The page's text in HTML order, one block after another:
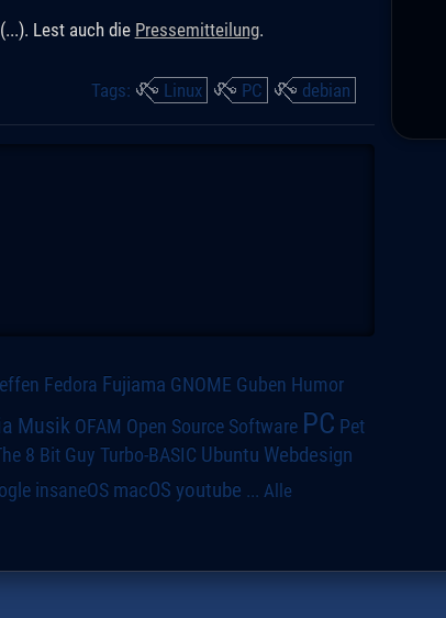
Lest auch die Pressemitteilung.
Tags: Linux PC debian
Fedora Fujiama GNOME Guben Humor
Musik OFAM Open Source Software PC Pet
8 Bit Guy Turbo-BASIC Ubuntu Webdesign
insaneOS macOS youtube ... Alle